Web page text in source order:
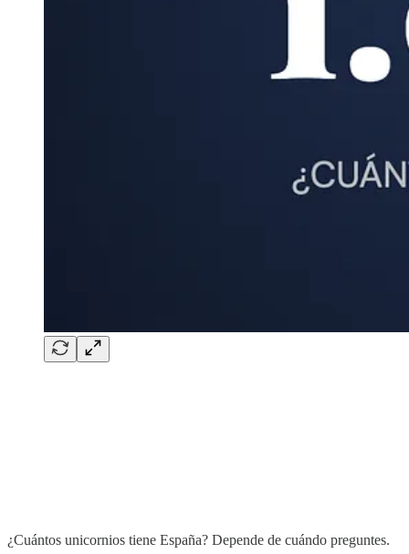
¿Cuántos unicornios tiene España? Depende de cuándo preguntes.